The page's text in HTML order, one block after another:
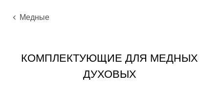
Духовые
Медные
КОМПЛЕКТУЮЩИЕ ДЛЯ МЕДНЫХ
ДУХОВЫХ